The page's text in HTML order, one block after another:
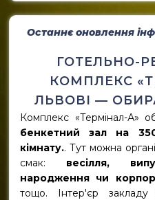
Останнє оновлення
ГОТЕЛЬНО-
КОМПЛЕКС
ЛЬВОВІ —
Комплекс «Термінал-А»
бенкетний зал на
кімнату.. Тут можна
смак: весілля,
народження чи
тощо. Інтер'єр